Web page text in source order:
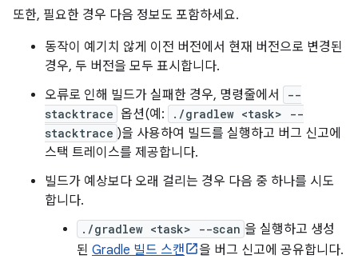
또한, 필요한 경우 다음 정보도 포함하세요.
동작이 예기치 않게 이전 버전에서 현재 버전으로 변경된
경우, 두 버전을 모두 표시합니다.
오류로 인해 빌드가 실패한 경우, 명령줄에서
--
stacktrace 옵션(예:
./gradlew <task> --
stacktrace )을 사용하여 빌드를 실행하고 버그 신고에
스택 트레이스를 제공합니다.
빌드가 예상보다 오래 걸리는 경우 다음 중 하나를 시도
합니다.
./gradlew <task> --scan 을 실행하고 생성
된 Gradle 빌드 스캔 을 버그 신고에 공유합니다.